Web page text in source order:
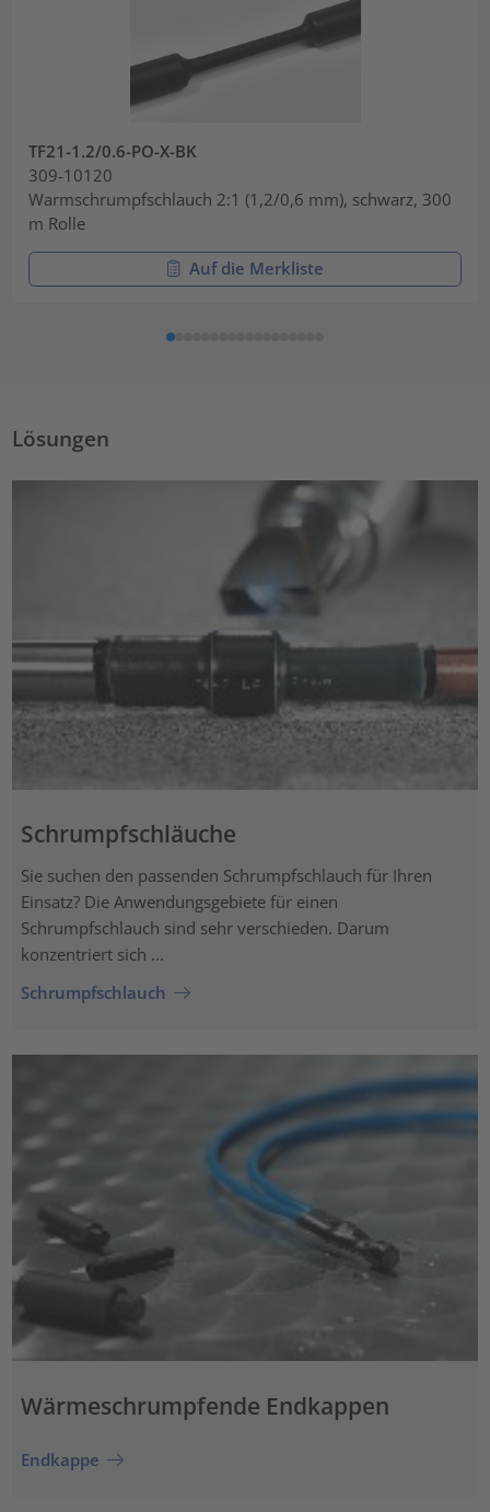
TF21-1.2/0.6-PO-X-BK
309-10120
Warmschrumpfschlauch 2:1 (1,2/0,6 mm), schwarz, 300
m Rolle
Auf die Merkliste
Lösungen
Schrumpfschläuche
Sie suchen den passenden Schrumpfschlauch für Ihren
Einsatz? Die Anwendungsgebiete für einen
Schrumpfschlauch sind sehr verschieden. Darum
konzentriert sich ...
Schrumpfschlauch
Wärmeschrumpfende Endkappen
Endkappe